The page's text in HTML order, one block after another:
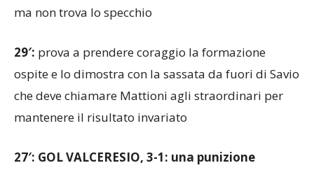
ma non trova lo specchio
29′: prova a prendere coraggio la formazione
ospite e lo dimostra con la sassata da fuori di Savio
che deve chiamare Mattioni agli straordinari per
mantenere il risultato invariato
27′: GOL VALCERESIO, 3-1: una punizione